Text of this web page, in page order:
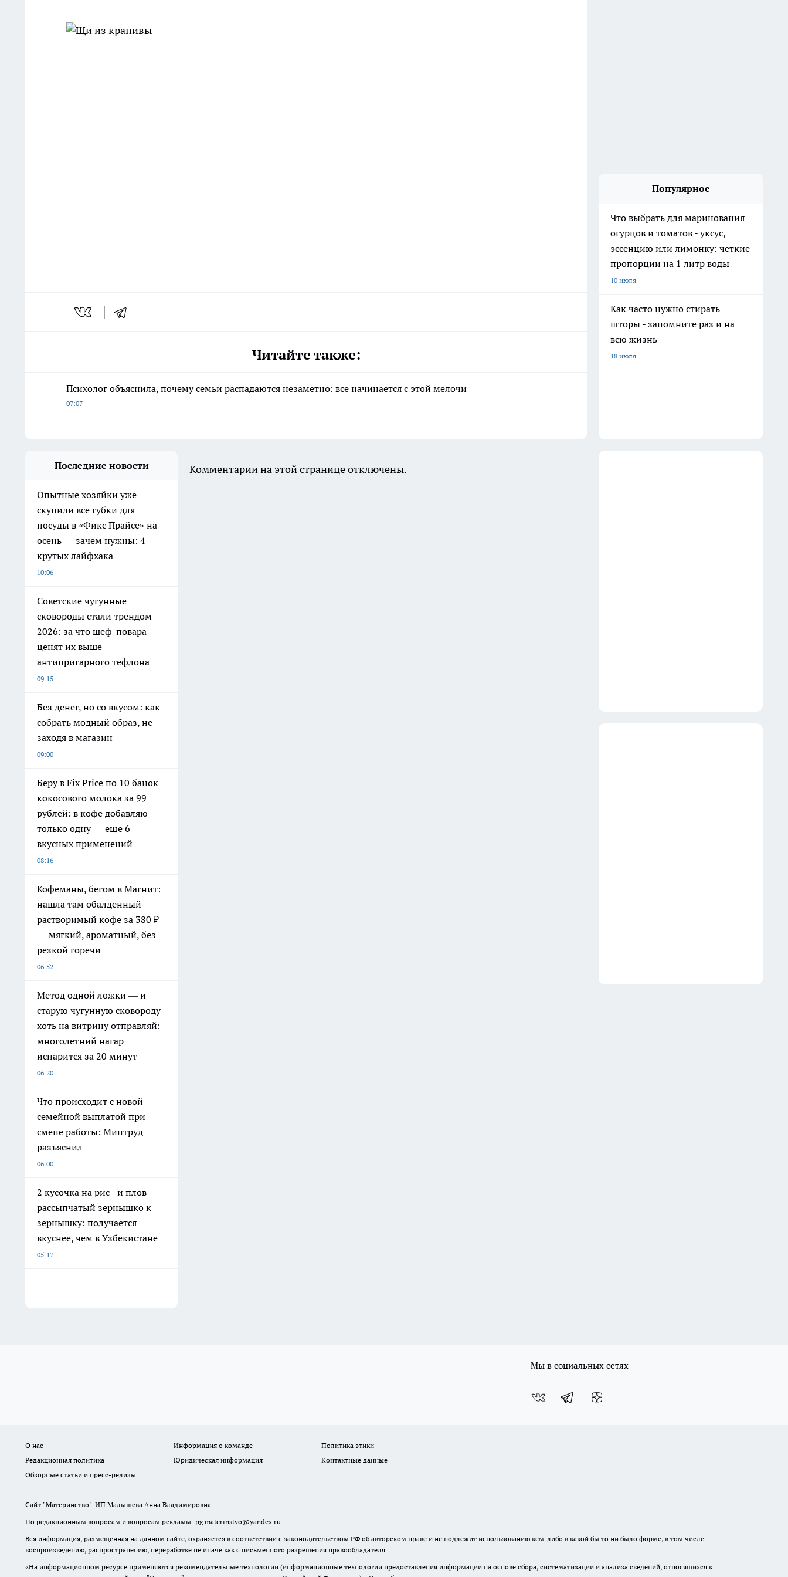
Читайте также:
Психолог объяснила, почему семьи распадаются незаметно: все начинается с этой мелочи
07:07
Популярное
Что выбрать для маринования
огурцов и томатов - уксус,
эссенцию или лимонку: четкие
пропорции на 1 литр воды
10 июля
Как часто нужно стирать
шторы - запомните раз и на
всю жизнь
18 июля
Последние новости
Опытные хозяйки уже
скупили все губки для
посуды в «Фикс Прайсе» на
осень — зачем нужны: 4
крутых лайфхака
10:06
Советские чугунные
сковороды стали трендом
2026: за что шеф-повара
ценят их выше
антипригарного тефлона
09:15
Без денег, но со вкусом: как
собрать модный образ, не
заходя в магазин
09:00
Беру в Fix Price по 10 банок
кокосового молока за 99
рублей: в кофе добавляю
только одну — еще 6
вкусных применений
08:16
Кофеманы, бегом в Магнит:
нашла там обалденный
растворимый кофе за 380 ₽
— мягкий, ароматный, без
резкой горечи
06:52
Метод одной ложки — и
старую чугунную сковороду
хоть на витрину отправляй:
многолетний нагар
испарится за 20 минут
06:20
Что происходит с новой
семейной выплатой при
смене работы: Минтруд
разъяснил
06:00
2 кусочка на рис - и плов
рассыпчатый зернышко к
зернышку: получается
вкуснее, чем в Узбекистане
05:17
Комментарии на этой странице отключены.
Мы в социальных сетях
О нас Информация о команде
Политика этики
Редакционная политика
Юридическая информация
Контактные данные
Обзорные статьи и пресс-релизы
Сайт "Материнство". ИП Малышева Анна Владимировна.
По редакционным вопросам и вопросам рекламы: pg.materinstvo@yandex.ru.
Вся информация, размещенная на данном сайте, охраняется в соответствии с законодательством РФ об авторском праве и не подлежит использованию кем-либо в какой бы то ни было форме, в том числе
воспроизведению, распространению, переработке не иначе как с письменного разрешения правообладателя.
«На информационном ресурсе применяются рекомендательные технологии (информационные технологии предоставления информации на основе сбора, систематизации и анализа сведений, относящихся к